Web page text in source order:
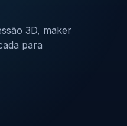
3D, maker
para